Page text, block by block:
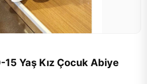
Yaş Kız Çocuk Abiye